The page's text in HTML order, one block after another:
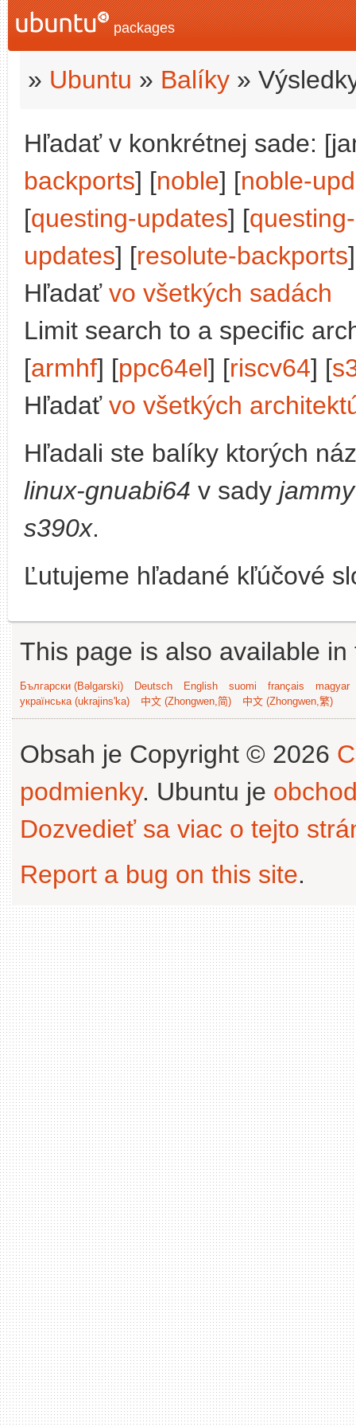
packages
» Ubuntu » Balíky »
Hľadať v konkrétnej sade:
backports] [noble] [noble-
[questing-updates] [
updates] [resolute-backports
Hľadať vo všetkých sadách
Limit search to a specific
[armhf] [ppc64el] [riscv64] [
Hľadať vo všetkých
Hľadali ste balíky ktorých
linux-gnuabi64 v sady jammy
s390x.
Ľutujeme hľadané kľúčové
This page is also available
Български (Bəlgarski) Deutsch English suomi français
magyar
українська (ukrajins'ka)
中文 (Zhongwen,简) 中文 (Zhongwen,繁)
Obsah je Copyright © 2026
podmienky. Ubuntu je
Dozvedieť sa viac o tejto
Report a bug on this site.